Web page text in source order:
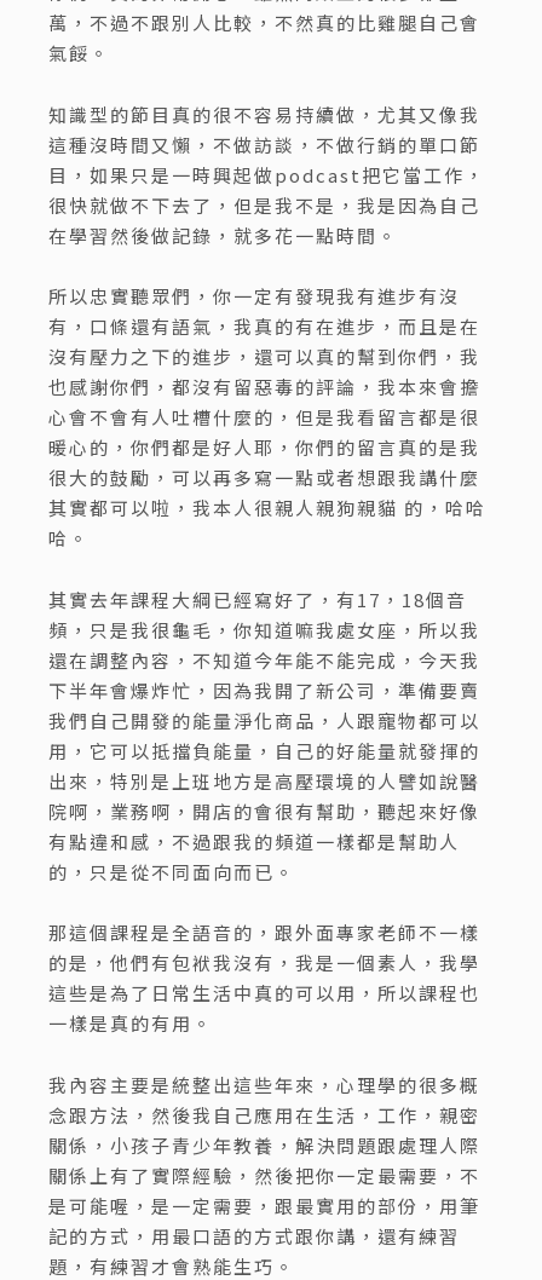
萬，不過不跟別人比較，不然真的比雞腿自己會
氣餒。
知識型的節目真的很不容易持續做，尤其又像我
這種沒時間又懶，不做訪談，不做行銷的單口節
目，如果只是一時興起做podcast把它當工作，
很快就做不下去了，但是我不是，我是因為自己
在學習然後做記錄，就多花一點時間。
所以忠實聽眾們，你一定有發現我有進步有沒
有，口條還有語氣，我真的有在進步，而且是在
沒有壓力之下的進步，還可以真的幫到你們，我
也感謝你們，都沒有留惡毒的評論，我本來會擔
心會不會有人吐槽什麼的，但是我看留言都是很
暖心的，你們都是好人耶，你們的留言真的是我
很大的鼓勵，可以再多寫一點或者想跟我講什麼
其實都可以啦，我本人很親人親狗親貓 的，哈哈
哈。
其實去年課程大綱已經寫好了，有17，18個音
頻，只是我很龜毛，你知道嘛我處女座，所以我
還在調整內容，不知道今年能不能完成，今天我
下半年會爆炸忙，因為我開了新公司，準備要賣
我們自己開發的能量淨化商品，人跟寵物都可以
用，它可以抵擋負能量，自己的好能量就發揮的
出來，特別是上班地方是高壓環境的人譬如說醫
院啊，業務啊，開店的會很有幫助，聽起來好像
有點違和感，不過跟我的頻道一樣都是幫助人
的，只是從不同面向而已。
那這個課程是全語音的，跟外面專家老師不一樣
的是，他們有包袱我沒有，我是一個素人，我學
這些是為了日常生活中真的可以用，所以課程也
一樣是真的有用。
我內容主要是統整出這些年來，心理學的很多概
念跟方法，然後我自己應用在生活，工作，親密
關係，小孩子青少年教養，解決問題跟處理人際
關係上有了實際經驗，然後把你一定最需要，不
是可能喔，是一定需要，跟最實用的部份，用筆
記的方式，用最口語的方式跟你講，還有練習
題，有練習才會熟能生巧。